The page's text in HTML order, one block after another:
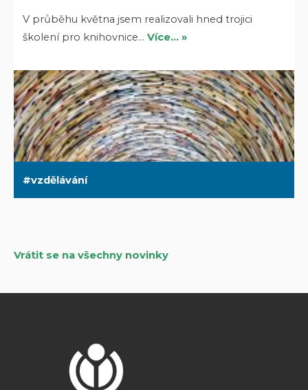
V průběhu května jsem realizovali hned trojici
školení pro knihovnice…Více… »
vzdělávání
Vrátit se na všechny novinky